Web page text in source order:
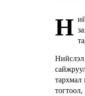
Н
тархмал